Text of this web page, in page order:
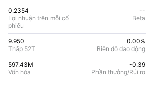
0.2354
Lợi nhuận trên mỗi cổ
phiếu
--
Beta
9.950
Thấp 52T
0.00%
Biên độ dao động
597.43M
Vốn hóa
-0.39
Phần thưởng/Rủi ro